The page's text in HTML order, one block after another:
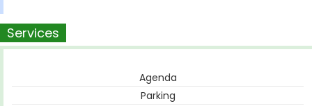
Services
Agenda
Parking